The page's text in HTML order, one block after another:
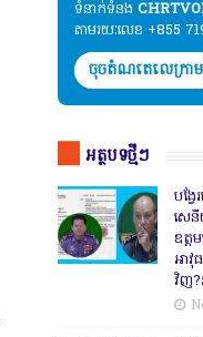
ទំនាក់ទំនង​​
តាមរយៈលេខ +855
ចុចតំណតេលេក្រាម
អត្ថបទថ្មីៗ
បង្វ
សេនី
ឧត្ត
អាវុ
វិញ?